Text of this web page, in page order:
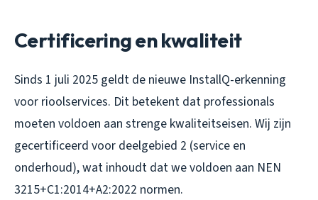
Certificering en kwaliteit
Sinds 1 juli 2025 geldt de nieuwe InstallQ-erkenning
voor rioolservices. Dit betekent dat professionals
moeten voldoen aan strenge kwaliteitseisen. Wij zijn
gecertificeerd voor deelgebied 2 (service en
onderhoud), wat inhoudt dat we voldoen aan NEN
3215+C1:2014+A2:2022 normen.